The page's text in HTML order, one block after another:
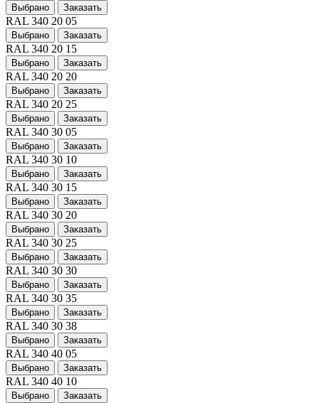
Выбрано Заказать
RAL 340 20 05
Выбрано Заказать
RAL 340 20 15
Выбрано Заказать
RAL 340 20 20
Выбрано Заказать
RAL 340 20 25
Выбрано Заказать
RAL 340 30 05
Выбрано Заказать
RAL 340 30 10
Выбрано Заказать
RAL 340 30 15
Выбрано Заказать
RAL 340 30 20
Выбрано Заказать
RAL 340 30 25
Выбрано Заказать
RAL 340 30 30
Выбрано Заказать
RAL 340 30 35
Выбрано Заказать
RAL 340 30 38
Выбрано Заказать
RAL 340 40 05
Выбрано Заказать
RAL 340 40 10
Выбрано Заказать